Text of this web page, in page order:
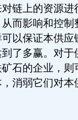
链上的资源进
而影响和控制
以保证本供应
了多赢。对于
石的企业，则
消弱它们对本